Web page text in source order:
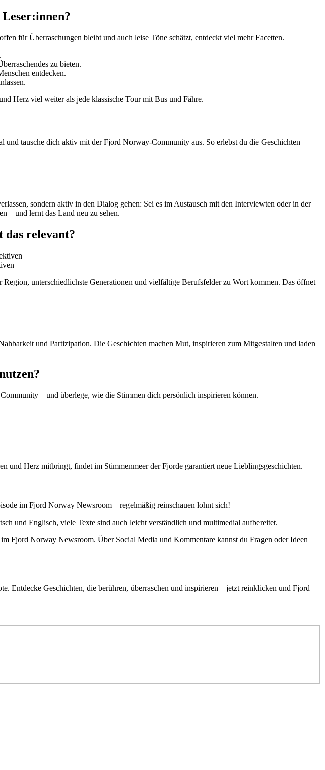
Leser:innen?
für Überraschungen bleibt und auch leise Töne schätzt, entdeckt viel mehr Facetten.
zu bieten.
entdecken.
Herz viel weiter als jede klassische Tour mit Bus und Fähre.
tausche dich aktiv mit der Fjord Norway-Community aus. So erlebst du die Geschichten
sondern aktiv in den Dialog gehen: Sei es im Austausch mit den Interviewten oder in der
– und lernt das Land neu zu sehen.
relevant?
unterschiedlichste Generationen und vielfältige Berufsfelder zu Wort kommen. Das öffnet
und Partizipation. Die Geschichten machen Mut, inspirieren zum Mitgestalten und laden
– und überlege, wie die Stimmen dich persönlich inspirieren können.
und Herz mitbringt, findet im Stimmenmeer der Fjorde garantiert neue Lieblingsgeschichten.
im Fjord Norway Newsroom – regelmäßig reinschauen lohnt sich!
und Englisch, viele Texte sind auch leicht verständlich und multimedial aufbereitet.
Fjord Norway Newsroom. Über Social Media und Kommentare kannst du Fragen oder Ideen
Entdecke Geschichten, die berühren, überraschen und inspirieren – jetzt reinklicken und Fjord